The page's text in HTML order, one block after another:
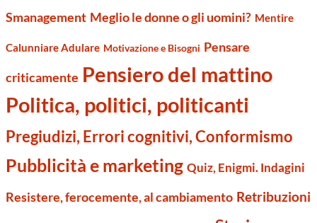
Smanagement Meglio le donne o gli uomini? Mentire
Calunniare Adulare Motivazione e Bisogni Pensare
criticamente Pensiero del mattino
Politica, politici, politicanti
Pregiudizi, Errori cognitivi, Conformismo
Pubblicità e marketing Quiz, Enigmi. Indagini
Resistere, ferocemente, al cambiamento Retribuzioni